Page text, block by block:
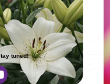
tuned!